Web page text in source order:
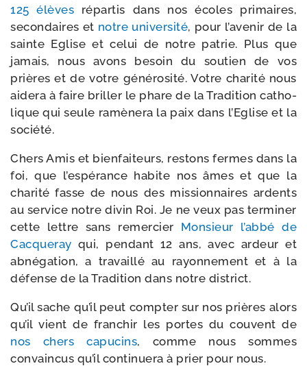
125 élèves répar­tis dans nos écoles pri­maires,
secon­daires et notre uni­ver­si­té, pour l’avenir de la
sainte Eglise et celui de notre patrie. Plus que
jamais, nous avons besoin du sou­tien de vos
prières et de votre géné­ro­si­té. Votre cha­ri­té nous
aide­ra à faire briller le phare de la Tradition catho­
lique qui seule ramè­ne­ra la paix dans l’Eglise et la
société.
Chers Amis et bien­fai­teurs, res­tons fermes dans la
foi, que l’espérance habite nos âmes et que la
cha­ri­té fasse de nous des mis­sion­naires ardents
au ser­vice notre divin Roi. Je ne veux pas ter­mi­ner
cette lettre sans remer­cier Monsieur l’abbé de
Cacqueray qui, pen­dant 12 ans, avec ardeur et
abné­ga­tion, a tra­vaillé au rayon­ne­ment et à la
défense de la Tradition dans notre district.
Qu’il sache qu’il peut comp­ter sur nos prières alors
qu’il vient de fran­chir les portes du couvent de
nos chers capu­cins, comme nous sommes
convain­cus qu’il conti­nue­ra à prier pour nous.